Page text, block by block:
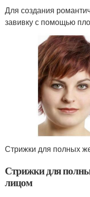
Для создания
завивку с помощью
Стрижки для полных
Стрижки для
лицом